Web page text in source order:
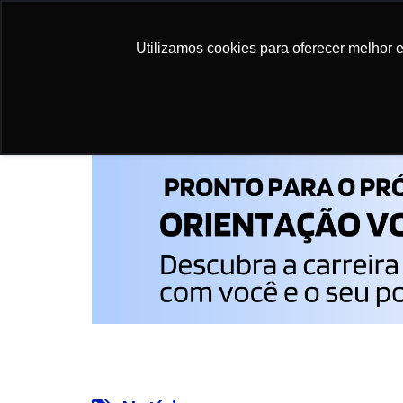
Utilizamos cookies para oferecer melhor
Utilizamos cookies para oferecer melhor